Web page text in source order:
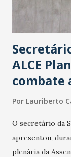
ALCE
combate
Por Lauriberto
O secretário da
apresentou,
plenária da